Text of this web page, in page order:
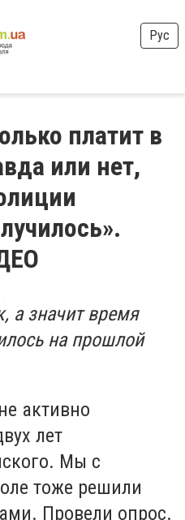
Рус
платит в
или нет,
а значит время
на прошлой
активно
лет
Мы с
тоже решили
Провели опрос.